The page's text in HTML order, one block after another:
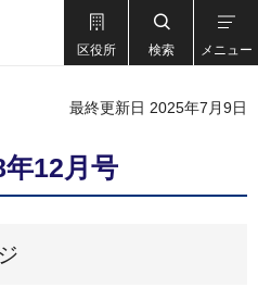
区役所 検索 メニュー
最終更新日 2025年7月9日
12月号